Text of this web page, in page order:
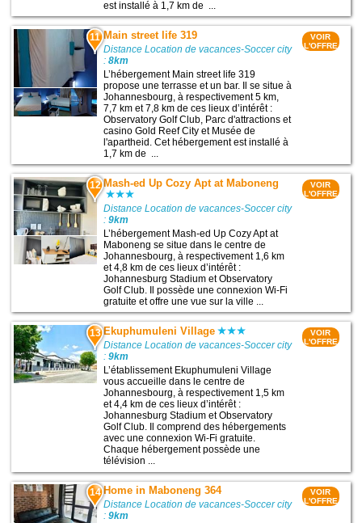
est installé à 1,7 km de ...
11 Main street life 319
Distance Location de vacances-Soccer city
:8km
L’hébergement Main street life 319
propose une terrasse et un bar. Il se situe à
Johannesbourg, à respectivement 5 km,
7,7 km et 7,8 km de ces lieux d’intérêt :
Observatory Golf Club, Parc d'attractions et
casino Gold Reef City et Musée de
l'apartheid. Cet hébergement est installé à
1,7 km de ...
VOIR
L'OFFRE
12 Mash-ed Up Cozy Apt at Maboneng
Distance Location de vacances-Soccer city
:9km
L’hébergement Mash-ed Up Cozy Apt at
Maboneng se situe dans le centre de
Johannesbourg, à respectivement 1,6 km
et 4,8 km de ces lieux d’intérêt :
Johannesburg Stadium et Observatory
Golf Club. Il possède une connexion Wi-Fi
gratuite et offre une vue sur la ville ...
VOIR
L'OFFRE
13 Ekuphumuleni Village
Distance Location de vacances-Soccer city
:9km
L’établissement Ekuphumuleni Village
vous accueille dans le centre de
Johannesbourg, à respectivement 1,5 km
et 4,4 km de ces lieux d’intérêt :
Johannesburg Stadium et Observatory
Golf Club. Il comprend des hébergements
avec une connexion Wi-Fi gratuite.
Chaque hébergement possède une
télévision ...
VOIR
L'OFFRE
14 Home in Maboneng 364
Distance Location de vacances-Soccer city
:9km
VOIR
L'OFFRE